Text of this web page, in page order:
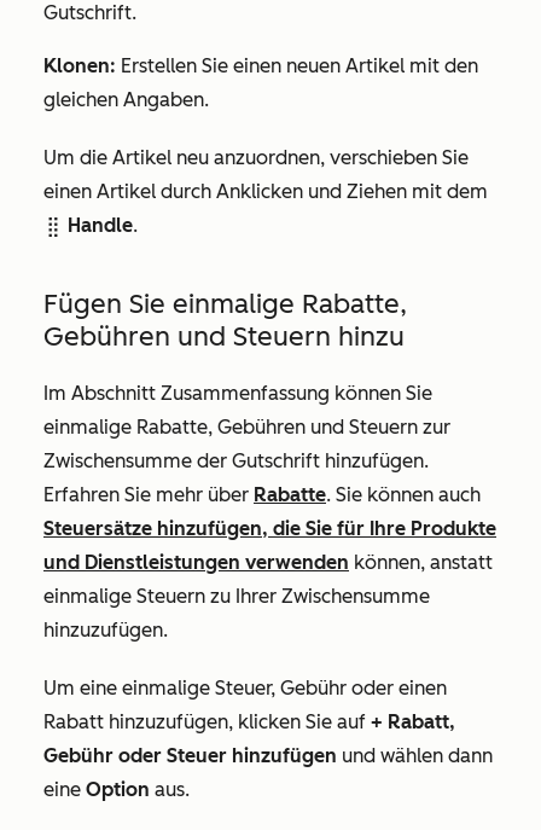
Gutschrift.
Klonen: Erstellen Sie einen neuen Artikel mit den
gleichen Angaben.
Um die Artikel neu anzuordnen, verschieben Sie
einen Artikel durch Anklicken und Ziehen mit dem
dragHandle Handle.
Fügen Sie einmalige Rabatte,
Gebühren und Steuern hinzu
Im Abschnitt Zusammenfassung können Sie
einmalige Rabatte, Gebühren und Steuern zur
Zwischensumme der Gutschrift hinzufügen.
Erfahren Sie mehr über Rabatte. Sie können auch
Steuersätze hinzufügen, die Sie für Ihre Produkte
und Dienstleistungen verwenden können, anstatt
einmalige Steuern zu Ihrer Zwischensumme
hinzuzufügen.
Um eine einmalige Steuer, Gebühr oder einen
Rabatt hinzuzufügen, klicken Sie auf + Rabatt,
Gebühr oder Steuer hinzufügen und wählen dann
eine Option aus.